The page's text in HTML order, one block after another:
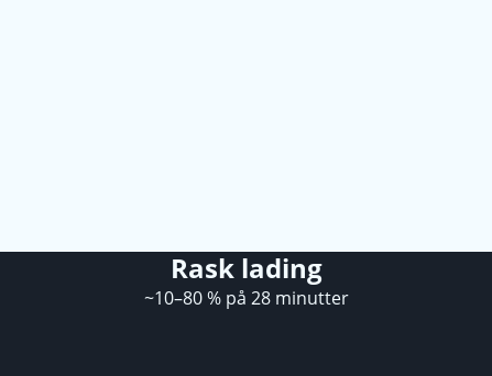
Rask lading
~10–80 % på 28 minutter